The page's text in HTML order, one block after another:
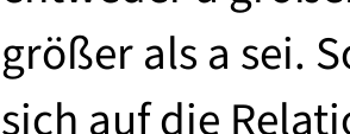
größer als a sei.